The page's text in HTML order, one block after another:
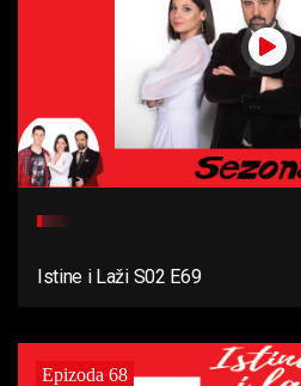
Istine i Laži S02 E69
Epizoda 68